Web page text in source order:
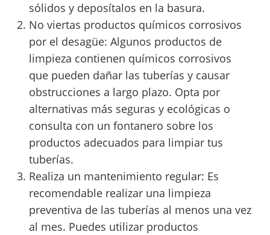
sólidos y deposítalos en la basura.
No viertas productos químicos corrosivos
por el desagüe: Algunos productos de
limpieza contienen químicos corrosivos
que pueden dañar las tuberías y causar
obstrucciones a largo plazo. Opta por
alternativas más seguras y ecológicas o
consulta con un fontanero sobre los
productos adecuados para limpiar tus
tuberías.
Realiza un mantenimiento regular: Es
recomendable realizar una limpieza
preventiva de las tuberías al menos una vez
al mes. Puedes utilizar productos